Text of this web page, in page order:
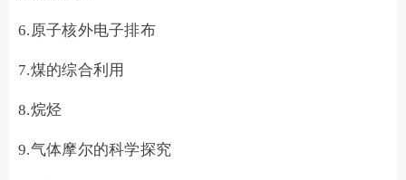
6.原子核外电子排布
7.煤的综合利用
8.烷烃
9.气体摩尔的科学探究